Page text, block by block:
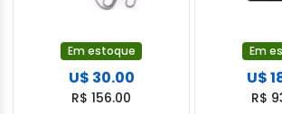
Em estoque
U$ 30.00
R$ 156.00
Em
U$
R$